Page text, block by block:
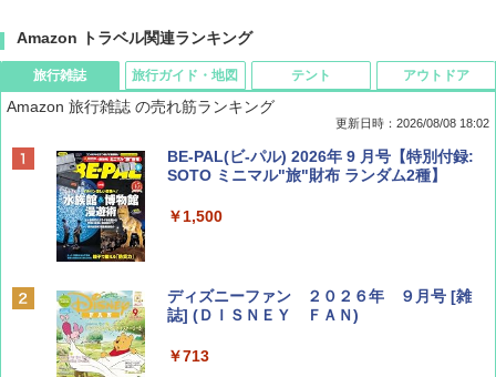
Amazon トラベル関連ランキング
旅行雑誌
Amazon 旅行雑誌 の売れ筋ランキング
更新日時：2026/08/08 18:02
BE-PAL(ビ-パル) 2026年 9 月号【特別付録:
SOTO ミニマル"旅"財布 ランダム2種】
￥1,500
ディズニーファン ２０２６年 ９月号 [雑
誌] (ＤＩＳＮＥＹ ＦＡＮ)
￥713
旅行ガイド・地図 テント アウトドア